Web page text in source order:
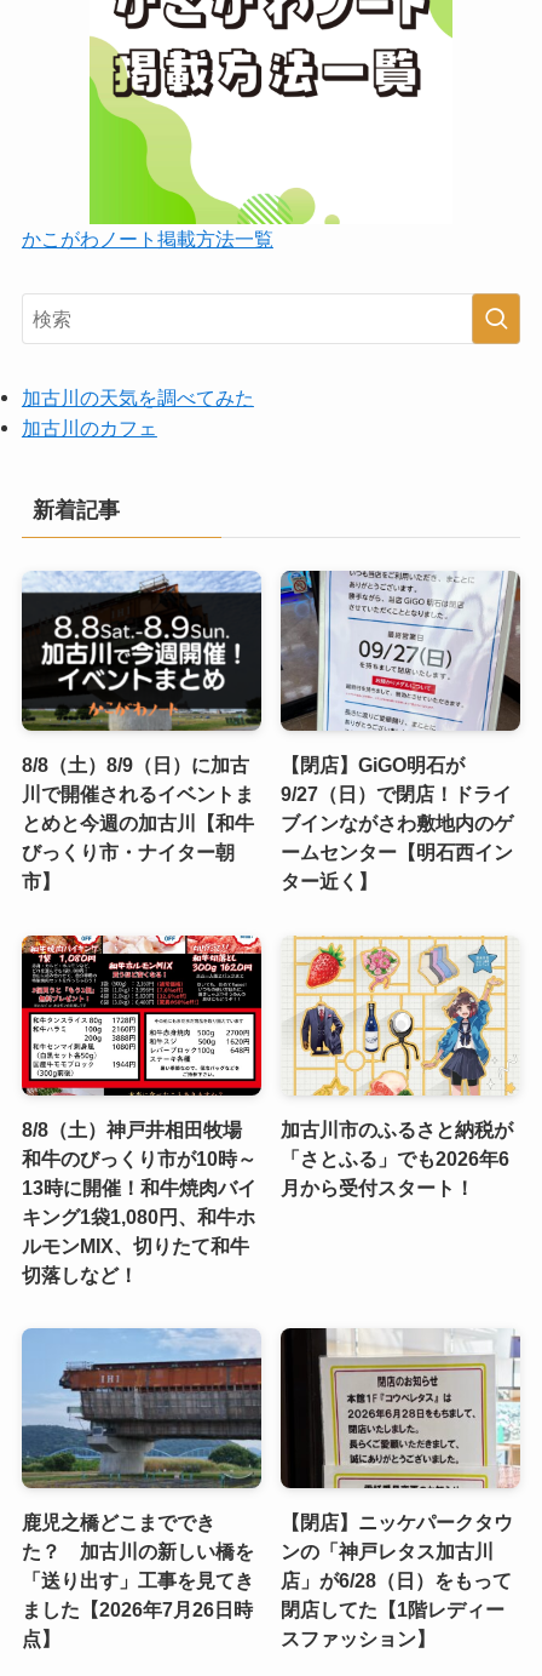
かこがわノート掲載方法一覧
加古川の天気を調べてみた
加古川のカフェ
新着記事
8/8（土）8/9（日）に加古
川で開催されるイベントま
とめと今週の加古川【和牛
びっくり市・ナイター朝
市】
【閉店】GiGO明石が
9/27（日）で閉店！ドライ
ブインながさわ敷地内のゲ
ームセンター【明石西イン
ター近く】
8/8（土）神戸井相田牧場
和牛のびっくり市が10時～
13時に開催！和牛焼肉バイ
キング1袋1,080円、和牛ホ
ルモンMIX、切りたて和牛
切落しなど！
加古川市のふるさと納税が
「さとふる」でも2026年6
月から受付スタート！
鹿児之橋どこまででき
た？ 加古川の新しい橋を
「送り出す」工事を見てき
ました【2026年7月26日時
点】
【閉店】ニッケパークタウ
ンの「神戸レタス加古川
店」が6/28（日）をもって
閉店してた【1階レディー
スファッション】